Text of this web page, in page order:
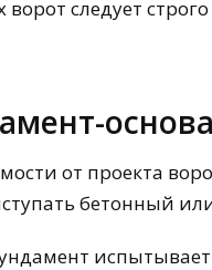
ворот следует
от проекта
бетонный
испытывает